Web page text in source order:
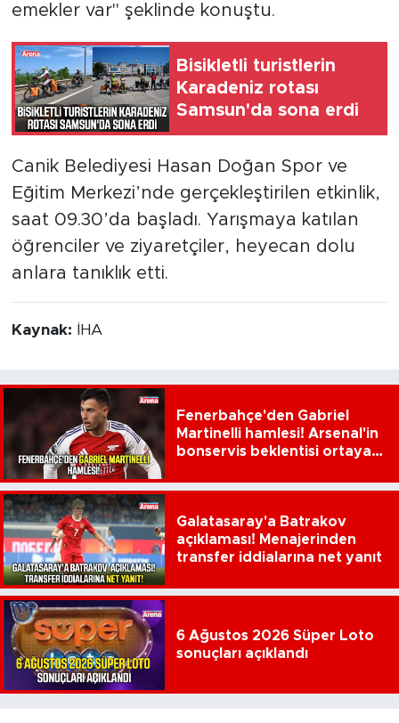
emekler var" şeklinde konuştu.
Bisikletli turistlerin
Karadeniz rotası
Samsun'da sona erdi
Canik Belediyesi Hasan Doğan Spor ve
Eğitim Merkezi’nde gerçekleştirilen etkinlik,
saat 09.30’da başladı. Yarışmaya katılan
öğrenciler ve ziyaretçiler, heyecan dolu
anlara tanıklık etti.
Kaynak: İHA
Fenerbahçe'den Gabriel
Martinelli hamlesi! Arsenal'in
bonservis beklentisi ortaya
Galatasaray'a Batrakov
açıklaması! Menajerinden
transfer iddialarına net yanıt
6 Ağustos 2026 Süper Loto
sonuçları açıklandı